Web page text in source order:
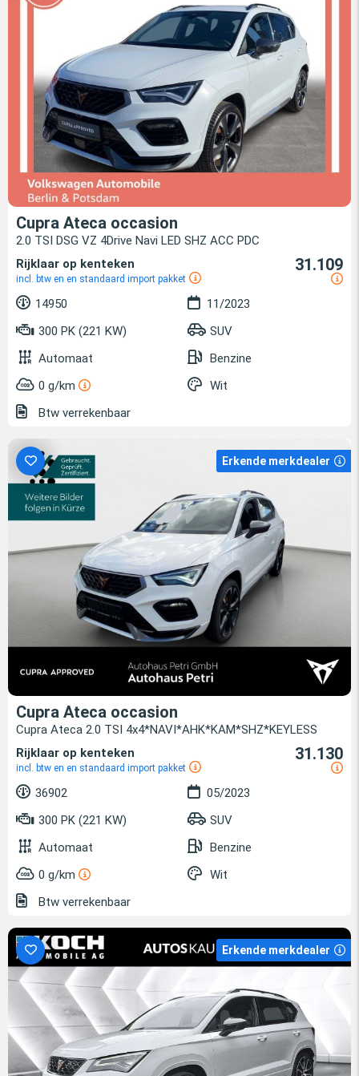
Cupra Ateca occasion
2.0 TSI DSG VZ 4Drive Navi LED SHZ ACC PDC
Rijklaar op kenteken
incl. btw en en standaard import pakket
31.109
14950
11/2023
300 PK (221 KW)
SUV
Automaat
Benzine
0 g/km
Wit
Btw verrekenbaar
Erkende merkdealer
Cupra Ateca occasion
Cupra Ateca 2.0 TSI 4x4*NAVI*AHK*KAM*SHZ*KEYLESS
Rijklaar op kenteken
incl. btw en en standaard import pakket
31.130
36902
05/2023
300 PK (221 KW)
SUV
Automaat
Benzine
0 g/km
Wit
Btw verrekenbaar
Erkende merkdealer